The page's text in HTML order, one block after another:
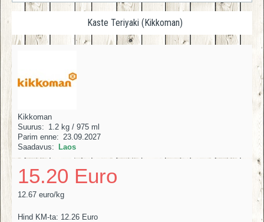
Kaste Teriyaki (Kikkoman)
Kikkoman
Suurus: 1.2 kg / 975 ml
Parim enne: 23.09.2027
Saadavus:
Laos
15.20 Euro
12.67 euro/kg
Hind KM-ta: 12.26 Euro